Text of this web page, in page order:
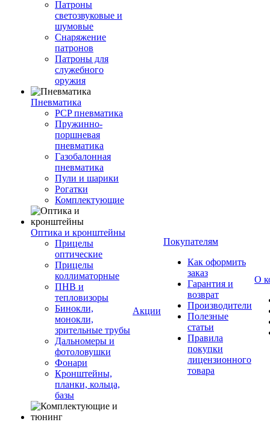
Патроны
светозвуковые и
шумовые
Снаряжение
патронов
Патроны для
служебного
оружия
Пневматика
PCP пневматика
Пружинно-
поршневая
пневматика
Газобалонная
пневматика
Пули и шарики
Рогатки
Комплектующие
Оптика и кронштейны
Прицелы
оптические
Прицелы
коллиматорные
ПНВ и
тепловизоры
Бинокли,
монокли,
зрительные трубы
Дальномеры и
фотоловушки
Фонари
Кронштейны,
планки, кольца,
базы
Акции
Покупателям
Как оформить
заказ
Гарантия и
возврат
Производители
Полезные
статьи
Правила
покупки
лицензионного
товара
О